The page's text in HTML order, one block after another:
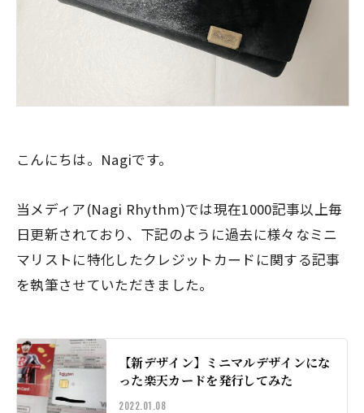
こんにちは。Nagiです。
当メディア(Nagi Rhythm)では現在1000記事以上毎
日更新されており、下記のように過去に様々なミニ
マリストに特化したクレジットカードに関する記事
を執筆させていただきました。
【新デザイン】ミニマルデザインにな
った楽天カードを発行してみた
2022.01.08